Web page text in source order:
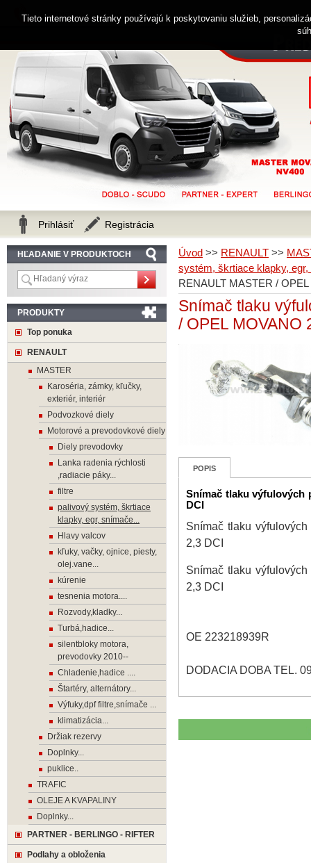
Úvod >> RENAULT >>
systém, škrtiace klapky,
RENAULT MASTER /
Snímač tlaku
/ OPEL MOVANO
POPIS
Snímač tlaku výfulových
DCI
Snímač tlaku
2,3 DCI
Snímač tlaku
2,3 DCI
OE 223218939R
DODACIA DOBA TEL.
HĽADANIE V PRODUKTOCH
PRODUKTY
Top ponuka
RENAULT
MASTER
Karoséria, zámky, kľučky,
exteriér, interiér
Podvozkové diely
Motorové a prevodovkové diely
Diely prevodovky
Lanka radenia rýchlosti
,radiacie páky...
filtre
palivový systém, škrtiace
klapky, egr, snímače...
Hlavy valcov
kľuky, vačky, ojnice, piesty,
olej.vane...
kúrenie
tesnenia motora....
Rozvody,kladky...
Turbá,hadice...
silentbloky motora,
prevodovky 2010--
Chladenie,hadice ....
Štartéry, alternátory...
Výfuky,dpf filtre,snímače ...
klimatizácia...
Držiak rezervy
Doplnky...
puklice..
TRAFIC
OLEJE A KVAPALINY
Doplnky...
PARTNER - BERLINGO - RIFTER
Podlahy a obloženia
Zákaznícka linka 0914 238 482
Prihlásiť Registrácia
Tieto internetové stránky používajú k poskytovaniu služieb,